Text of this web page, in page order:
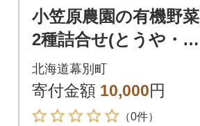
小笠原農園の有機野菜
2種詰合せ(とうや・玉
ねぎ)各3kg《秋出荷先
行予約》[53691401]
北海道幕別町
寄付金額 10,000円
（0件）